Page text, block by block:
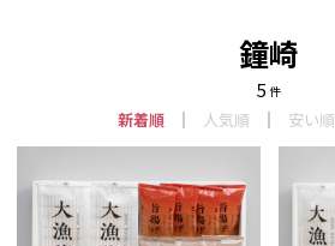
鐘崎
5 件
新着順 人気順 安い順